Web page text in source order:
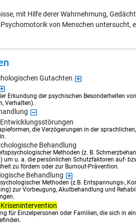
mit Hilfe derer Wahrnehmung,
von Menschen untersucht,
Gutachten
Erkundung der psychischen Besonderheiten
Verhalten).
die Verzögerungen in der
Behandlung
Methoden (z. B.
um u. a. die persönlichen Schutzfaktoren auf-
zu fördern oder zur Burnout-Prävention.
Behandlung
Methoden (z.B. Entspannungs-,
zur Vorbeugung, Akutbehandlung und
für Einzelpersonen oder Familien, die sich in